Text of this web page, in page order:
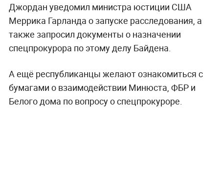
Джордан уведомил министра юстиции США
Меррика Гарланда о запуске расследования, а
также запросил документы о назначении
спецпрокурора по этому делу Байдена.
А ещё республиканцы желают ознакомиться с
бумагами о взаимодействии Минюста, ФБР и
Белого дома по вопросу о спецпрокуроре.